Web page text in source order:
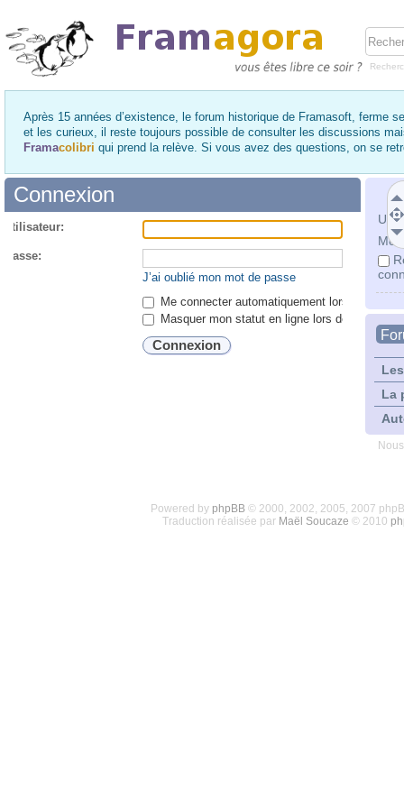
Après 15 années d’existence, le forum historique de Framasoft, ferme
et les curieux, il reste toujours possible de consulter les discussions
Framacolibri qui prend la relève. Si vous avez des questions, on se
Mot
La
Connexion
passe:
J’ai oublié mon mot de passe
Me connecter automatiquement lors de
Masquer mon statut en ligne lors de cette
Powered by phpBB© 2000, 2002, 2005, 2007
Traduction réalisée par Maël Soucaze © 2010